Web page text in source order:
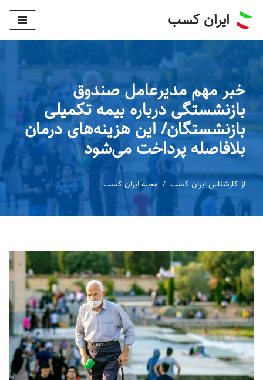
پرش
محتوا
ایران کسب
خبر مهم مدیرعامل صندوق
بازنشستگی درباره بیمه تکمیلی
بازنشستگان/ این هزینه‌های درمان
بلافاصله پرداخت می‌شود
از کارشناس ایران کسب مجله ایران کسب